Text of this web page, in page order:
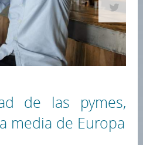
de las pymes,
media de Europa